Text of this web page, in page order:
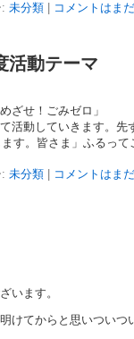
未分類 コメントはま
活動テーマ
ざせ！ごみゼロ」
活動していきます。先
す。皆さま」ふるっ
未分類 コメントはま
います。
けてからと思いついつ